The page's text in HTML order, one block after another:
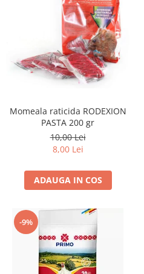
Momeala raticida RODEXION
PASTA 200 gr
10,00 Lei
8,00 Lei
ADAUGA IN COS
-9%